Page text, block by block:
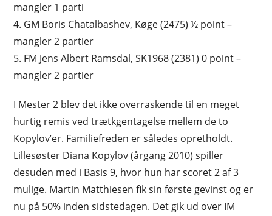
mangler 1 parti
4. GM Boris Chatalbashev, Køge (2475) ½ point –
mangler 2 partier
5. FM Jens Albert Ramsdal, SK1968 (2381) 0 point –
mangler 2 partier
I Mester 2 blev det ikke overraskende til en meget
hurtig remis ved trætkgentagelse mellem de to
Kopylov’er. Familiefreden er således opretholdt.
Lillesøster Diana Kopylov (årgang 2010) spiller
desuden med i Basis 9, hvor hun har scoret 2 af 3
mulige. Martin Matthiesen fik sin første gevinst og er
nu på 50% inden sidstedagen. Det gik ud over IM